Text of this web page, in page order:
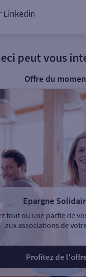
Linkedin
peut vous
Offre du
Epargne
tout ou une partie de
aux associations de
Profitez de